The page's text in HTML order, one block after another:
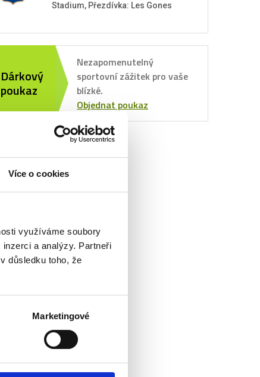
Více o cookies
využíváme soubory
a analýzy. Partneři
důsledku toho, že
Marketingové
Stadium, Přezdívka: Les Gones
Dárkový
poukaz
Nezapomenutelný
sportovní zážitek pro vaše
blízké.
Objednat poukaz